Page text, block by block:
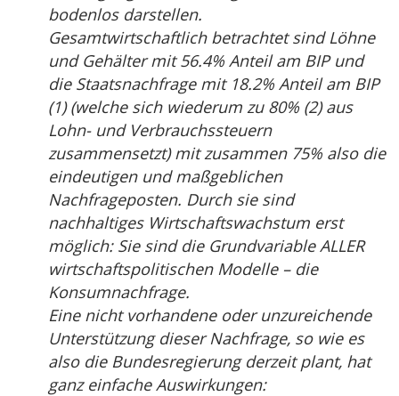
bodenlos darstellen.
Gesamtwirtschaftlich betrachtet sind Löhne
und Gehälter mit 56.4% Anteil am BIP und
die Staatsnachfrage mit 18.2% Anteil am BIP
(1) (welche sich wiederum zu 80% (2) aus
Lohn- und Verbrauchssteuern
zusammensetzt) mit zusammen 75% also die
eindeutigen und maßgeblichen
Nachfrageposten. Durch sie sind
nachhaltiges Wirtschaftswachstum erst
möglich: Sie sind die Grundvariable ALLER
wirtschaftspolitischen Modelle – die
Konsumnachfrage.
Eine nicht vorhandene oder unzureichende
Unterstützung dieser Nachfrage, so wie es
also die Bundesregierung derzeit plant, hat
ganz einfache Auswirkungen: